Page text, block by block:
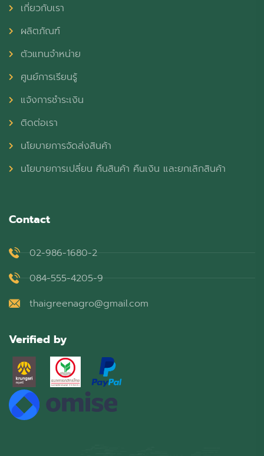
เกี่ยวกับเรา
ผลิตภัณฑ์
ตัวแทนจำหน่าย
ศูนย์การเรียนรู้
แจ้งการชำระเงิน
ติดต่อเรา
นโยบายการจัดส่งสินค้า
นโยบายการเปลี่ยน คืนสินค้า คืนเงิน และยกเลิกสินค้า
Contact
02-986-1680-2
084-555-4205-9
thaigreenagro@gmail.com
Verified by